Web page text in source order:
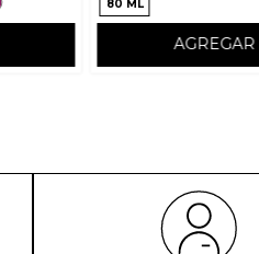
80 ML
AGREGAR